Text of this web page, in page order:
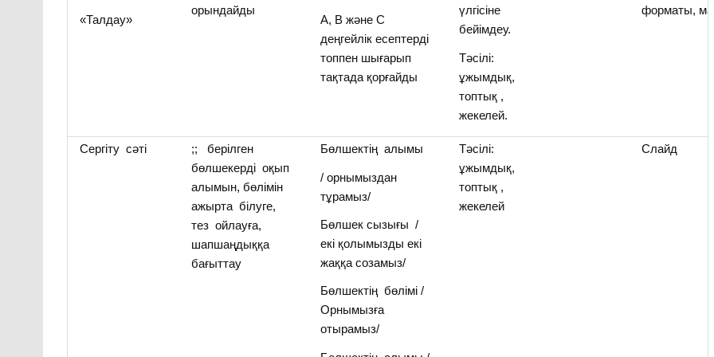
«Талдау»
орындайды
А, В және С
деңгейлік есептерді
топпен шығарып
тақтада қорғайды
үлгісіне
бейімдеу.
Тәсілі:
ұжымдық,
топтық ,
жекелей.
форматы,
Сергіту сәті
;; берілген
бөлшекерді оқып
алымын, бөлімін
ажырта білуге,
тез ойлауға,
шапшаңдыққа
бағыттау
Бөлшектің алымы
/ орнымыздан
тұрамыз/
Бөлшек сызығы /
екі қолымызды екі
жаққа созамыз/
Бөлшектің бөлімі /
Орнымызға
отырамыз/
Тәсілі:
ұжымдық,
топтық ,
жекелей
Слайд